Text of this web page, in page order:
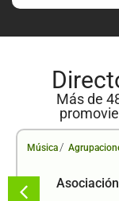
Más de
Música /